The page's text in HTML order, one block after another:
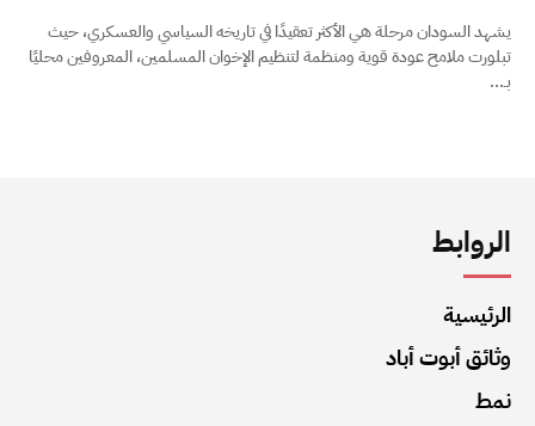
يشهد السودان مرحلة هي الأكثر تعقيدًا في تاريخه السياسي والعسكري، حيث
تبلورت ملامح عودة قوية ومنظمة لتنظيم الإخوان المسلمين، المعروفين محليًا
بـ...
الروابط
الرئيسية
وثائق أبوت أباد
نمط